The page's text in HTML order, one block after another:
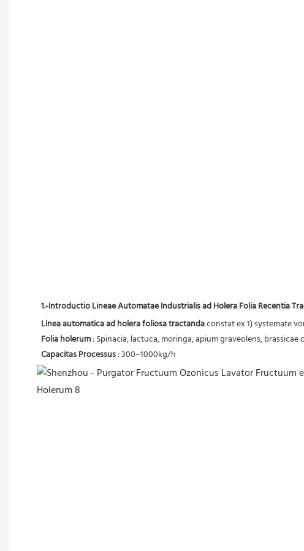
1.-Introductio Lineae Automatae Industrialis ad Holera Folia Recentia
Linea automatica ad holera foliosa tractanda constat ex 1) systemate
Folia holerum : Spinacia, lactuca, moringa, apium graveolens, brassicae
Capacitas Processus : 300~1000kg/h